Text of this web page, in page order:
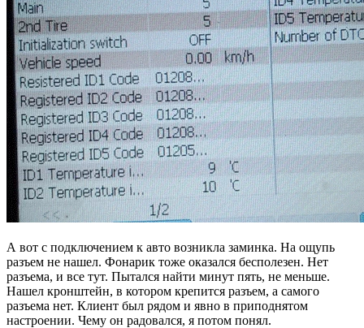
А вот с подключением к авто возникла заминка. На ощупь
разъем не нашел. Фонарик тоже оказался бесполезен. Нет
разъема, и все тут. Пытался найти минут пять, не меньше.
Нашел кронштейн, в котором крепится разъем, а самого
разъема нет. Клиент был рядом и явно в приподнятом
настроении. Чему он радовался, я потом понял.